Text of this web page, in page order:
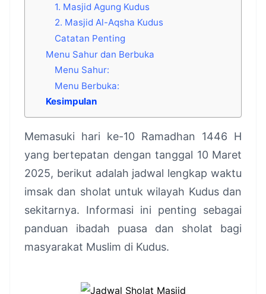
1. Masjid Agung Kudus
2. Masjid Al-Aqsha Kudus
Catatan Penting
Menu Sahur dan Berbuka
Menu Sahur:
Menu Berbuka:
Kesimpulan
Memasuki hari ke-10 Ramadhan 1446 H
yang bertepatan dengan tanggal 10 Maret
2025, berikut adalah jadwal lengkap waktu
imsak dan sholat untuk wilayah Kudus dan
sekitarnya. Informasi ini penting sebagai
panduan ibadah puasa dan sholat bagi
masyarakat Muslim di Kudus.